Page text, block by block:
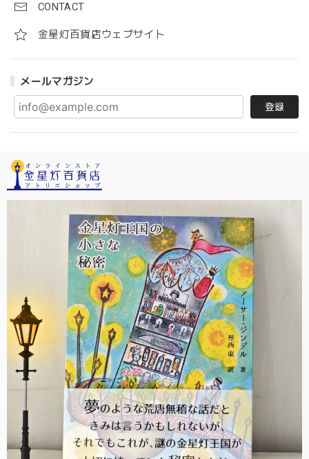
CONTACT
金星灯百貨店ウェブサイト
メールマガジン
登録